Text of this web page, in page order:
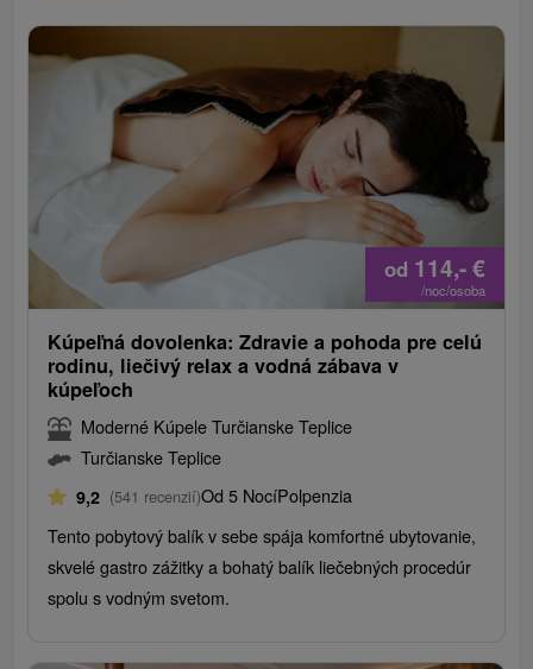
od 114,-€
/noc/osoba
Kúpeľná dovolenka: Zdravie a pohoda pre celú
rodinu, liečivý relax a vodná zábava v
kúpeľoch
Moderné Kúpele Turčianske Teplice
Turčianske Teplice
9,2 (541 recenzií)Od 5 NocíPolpenzia
Tento pobytový balík v sebe spája komfortné ubytovanie,
skvelé gastro zážitky a bohatý balík liečebných procedúr
spolu s vodným svetom.